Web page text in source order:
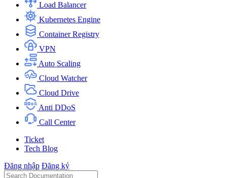
Load Balancer
Kubernetes Engine
Container Registry
VPN
Auto Scaling
Cloud Watcher
Cloud Drive
Anti DDoS
Call Center
Ticket
Tech Blog
Đăng nhập Đăng ký